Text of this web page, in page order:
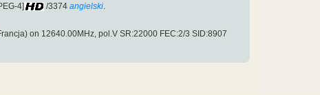
4] /3374 angielski.
on 12640.00MHz, pol.V SR:22000 FEC:2/3 SID:8907